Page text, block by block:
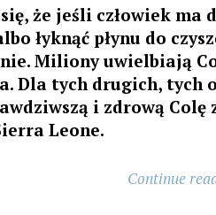
że jeśli człowiek
łyknąć płynu do
Miliony uwielbiają
Dla tych drugich, tych
i zdrową Colę
Leone.
Continue